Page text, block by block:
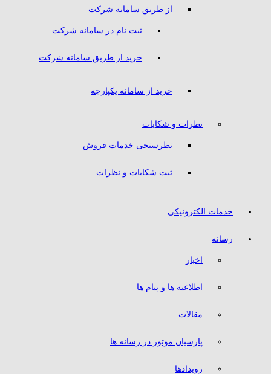
از طریق سامانه شرکت
ثبت نام در سامانه شرکت
خرید از طریق سامانه شرکت
خرید از سامانه یکپارچه
نظرات و شکایات
نظرسنجی خدمات فروش
ثبت شکایات و نظرات
خدمات الکترونیکی
رسانه
اخبار
اطلاعیه ها و پیام ها
مقالات
پارسیان موتور در رسانه ها
رویدادها